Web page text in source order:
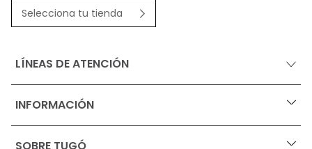
Selecciona tu tienda
LÍNEAS DE ATENCIÓN
INFORMACIÓN +
Ofertas vigentes